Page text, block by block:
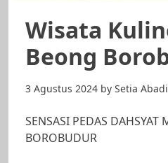
Wisata
Beong
3 Agustus 2024 by Setia Abadi
SENSASI PEDAS DAHSYAT
BOROBUDUR